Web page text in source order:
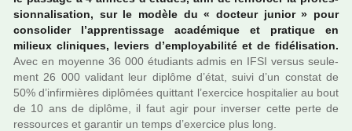
sion­na­li­sa­tion, sur le modèle du « doc­teur junior » pour
conso­li­der l’appren­tis­sage aca­dé­mi­que et pra­ti­que en
milieux cli­ni­ques, leviers d’employa­bi­lité et de fidé­li­sa­tion.
Avec en moyenne 36 000 étudiants admis en IFSI versus seu­le­
ment 26 000 vali­dant leur diplôme d’état, suivi d’un cons­tat de
50% d’infir­miè­res diplô­mées quit­tant l’exer­cice hos­pi­ta­lier au bout
de 10 ans de diplôme, il faut agir pour inver­ser cette perte de
res­sour­ces et garan­tir un temps d’exer­cice plus long.